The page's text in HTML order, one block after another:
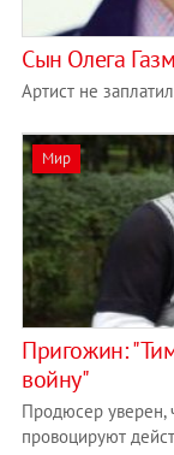
Сын Олега
Артист не
Мир
Пригожин:
войну"
Продюсер уверен,
провоцируют